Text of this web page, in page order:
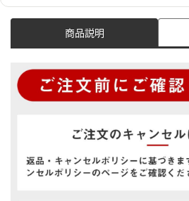
商品説明